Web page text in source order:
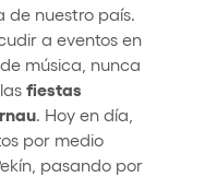
de nuestro país.
a eventos en
música, nunca
fiestas
. Hoy en día,
por medio
pasando por